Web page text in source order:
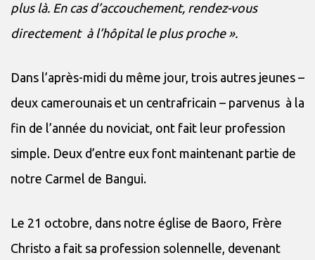
plus là. En cas d’accouchement, rendez-vous
directement à l’hôpital le plus proche ».
Dans l’après-midi du même jour, trois autres jeunes –
deux camerounais et un centrafricain – parvenus à la
fin de l’année du noviciat, ont fait leur profession
simple. Deux d’entre eux font maintenant partie de
notre Carmel de Bangui.
Le 21 octobre, dans notre église de Baoro, Frère
Christo a fait sa profession solennelle, devenant